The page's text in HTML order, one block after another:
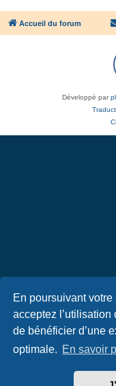
En poursuivant
acceptez
de bénéficier d’une
optimale. En savoir
Accueil du forum
Développé par